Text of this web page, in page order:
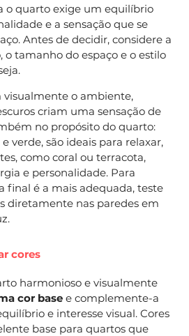
o quarto exige um equilíbrio
e a sensação que se
Antes de decidir, considere a
tamanho do espaço e o estilo
visualmente o ambiente,
criam uma sensação de
no propósito do quarto:
verde, são ideais para relaxar,
como coral ou terracota,
e personalidade. Para
final é a mais adequada, teste
diretamente nas paredes em
cores
harmonioso e visualmente
cor base e complemente-a
e interesse visual. Cores
base para quartos que